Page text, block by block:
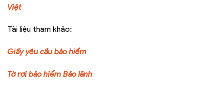
Việt
Tài liệu tham khảo:
Giấy yêu cầu bảo hiểm
Tờ rơi bảo hiểm Bảo lãnh